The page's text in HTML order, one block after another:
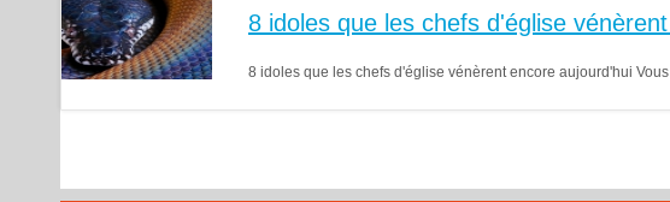
8 idoles que les chefs d'église
8 idoles que les chefs d'église vénèrent encore aujourd'hui